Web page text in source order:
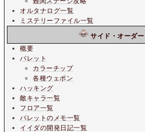
オルタナログ一覧
ミステリーファイル一覧
サイド・オーダー
概要
パレット
カラーチップ
各種ウェポン
ハッキング
敵キャラ一覧
フロア一覧
パレットのメモ一覧
イイダの開発日記一覧